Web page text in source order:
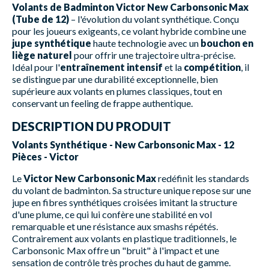
Volants de Badminton Victor New Carbonsonic Max
(Tube de 12) – l'évolution du volant synthétique. Conçu
pour les joueurs exigeants, ce volant hybride combine une
jupe synthétique haute technologie avec un bouchon en
liège naturel pour offrir une trajectoire ultra-précise.
Idéal pour l'entraînement intensif et la compétition , il
se distingue par une durabilité exceptionnelle, bien
supérieure aux volants en plumes classiques, tout en
conservant un feeling de frappe authentique.
DESCRIPTION DU PRODUIT
Volants Synthétique - New Carbonsonic Max - 12
Pièces - Victor
LeVictor New Carbonsonic Maxredéfinit les standards
du volant de badminton. Sa structure unique repose sur une
jupe en fibres synthétiques croisées imitant la structure
d'une plume, ce qui lui confère une stabilité en vol
remarquable et une résistance aux smashs répétés.
Contrairement aux volants en plastique traditionnels, le
Carbonsonic Max offre un "bruit" à l'impact et une
sensation de contrôle très proches du haut de gamme.